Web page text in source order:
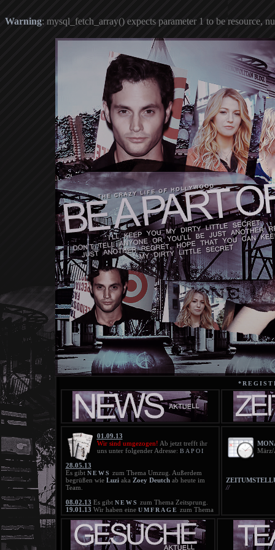
Warning: mysql_fetch_array() expects parameter 1 to be resource,
01.09.13
Wir sind umgezogen! Ab jetzt trefft ihr
uns unter folgender Adresse: BAPOI
28.05.13
Es gibt NEWS zum Thema Umzug. Außerdem
begrüßen wie Luziaka Zoey Deutchab heute im
Team.
08.02.13 Es gibt NEWS zum Thema Zeitsprung.
19.01.13 Wir haben eine UMFRAGE zum Thema
18.01.13Die neueBLACKLISTist online!
21.11.12Die neueBLACKLISTist online!
25.10.12Die Blacklist wurde gelöscht!
20.10.12Die neueBLACKLISTist online!
//